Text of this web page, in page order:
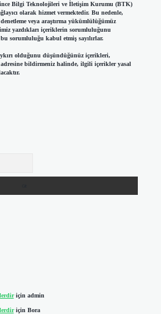
Bilgi Teknolojileri ve İletişim Kurumu (BTK)
olarak hizmet vermektedir. Bu nedenle,
veya araştırma yükümlülüğümüz
yazdıkları içeriklerin sorumluluğunu
sorumluluğu kabul etmiş sayılırlar.
olduğunu düşündüğünüz içerikleri,
bildirmeniz halinde, ilgili içerikler yasal
için admin
için Bora